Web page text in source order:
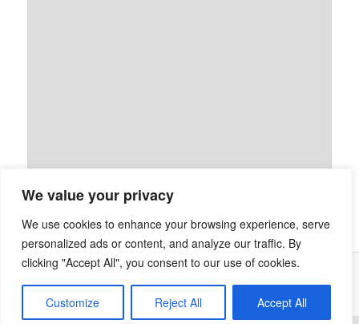
We value your privacy
We use cookies to enhance your browsing experience, serve
personalized ads or content, and analyze our traffic. By
clicking "Accept All", you consent to our use of cookies.
Customize Reject All Accept All
Stolz präsentiert von WordPress